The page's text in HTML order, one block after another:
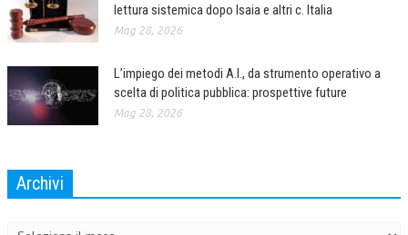
lettura sistemica dopo Isaia e altri c. Italia
Mag 28, 2026
L’impiego dei metodi A.I., da strumento operativo a
scelta di politica pubblica: prospettive future
Mag 28, 2026
Archivi